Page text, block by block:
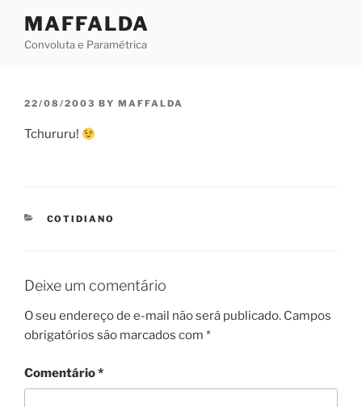
content
MAFFALDA
Convoluta e Paramétrica
POSTED
22/08/2003 BY MAFFALDA
Tchururu!
CATEGORIES
COTIDIANO
Deixe um comentário
O seu endereço de e-mail não será publicado. Campos
obrigatórios são marcados com *
Comentário*